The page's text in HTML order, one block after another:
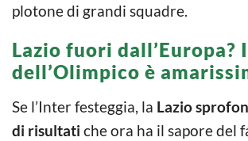
plotone di grandi squadre.
Lazio fuori
dell’Olimpico è
Se l’Inter festeggia, la Lazio
di risultati che ora ha il sapore del